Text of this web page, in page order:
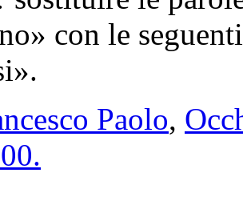
con le
Paolo,